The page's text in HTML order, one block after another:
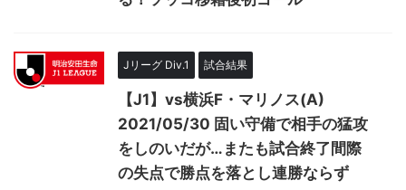
Jリーグ Div.1 試合結果
【J1】vs横浜F・マリノス(A)
2021/05/30 固い守備で相手の猛攻
をしのいだが…またも試合終了間際
の失点で勝点を落とし連勝ならず